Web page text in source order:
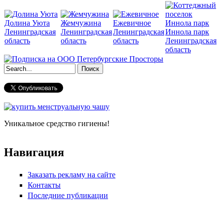
Долина Уюта
Ленинградская
область
Жемчужина
Ленинградская
область
Ежевичное
Ленинградская
область
Иннола парк
Ленинградская
область
Форма поиска
Уникальное средство гигиены!
Навигация
Заказать рекламу на сайте
Контакты
Последние публикации